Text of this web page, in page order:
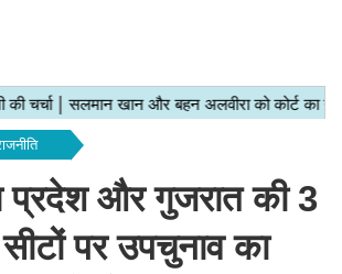
प्रदेश और गुजरात की 3
पर उपचुनाव का